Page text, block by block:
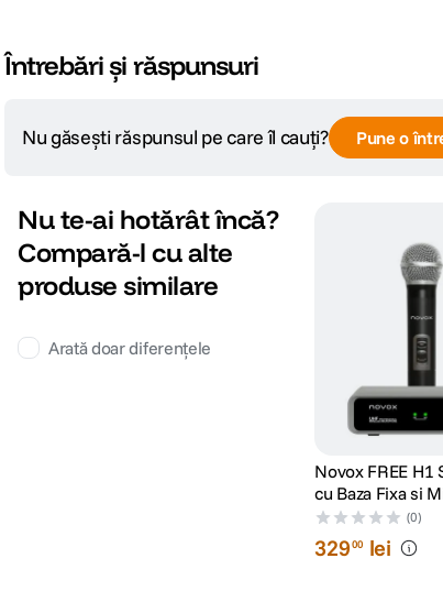
https://novox.pro/en/
Întrebări și răspunsuri
Nu găsești răspunsul pe care îl cauți? Pune o
Nu te-ai hotărât încă?
Compară-l cu alte
produse similare
Arată doar diferențele
Novox FREE H1
cu Baza Fixa si
Handheld
(0)
32900 lei